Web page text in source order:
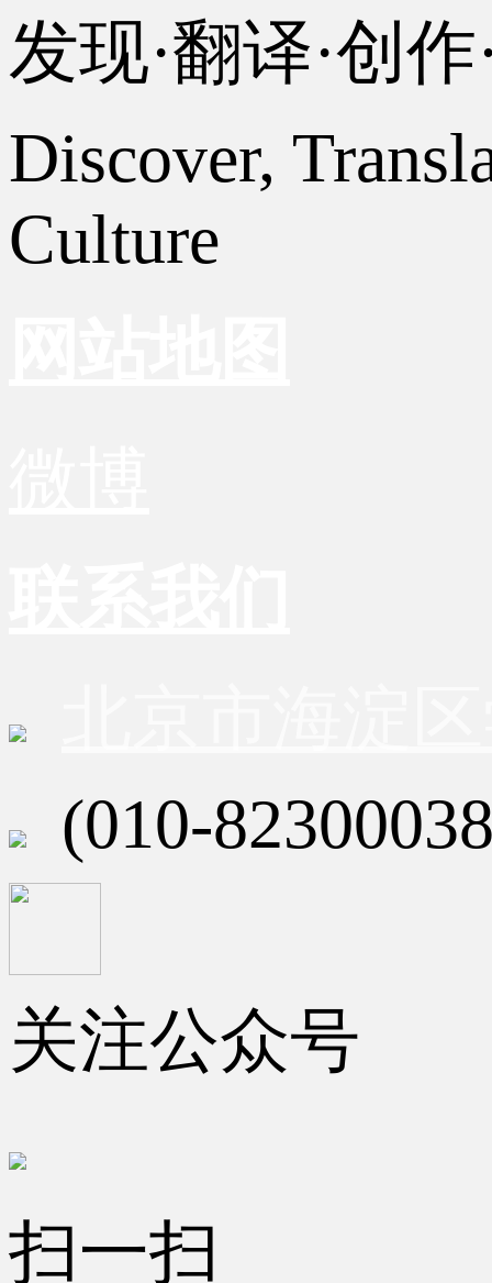
发现·翻译·创
Discover,
Culture
(010-
关注公众号
扫一扫